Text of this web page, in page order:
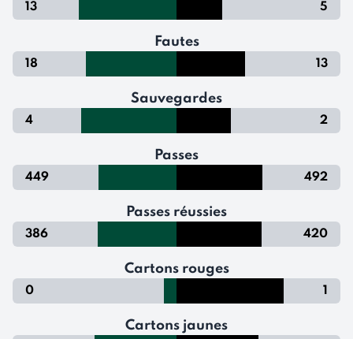
13 5
Fautes
18 13
Sauvegardes
4 2
Passes
449 492
Passes réussies
386 420
Cartons rouges
0 1
Cartons jaunes